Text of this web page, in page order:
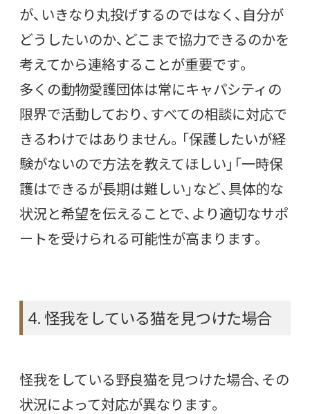
が、いきなり丸投げするのではなく、自分が
どうしたいのか、どこまで協力できるのかを
考えてから連絡することが重要です。
多くの動物愛護団体は常にキャパシティの
限界で活動しており、すべての相談に対応で
きるわけではありません。「保護したいが経
験がないので方法を教えてほしい」「一時保
護はできるが長期は難しい」など、具体的な
状況と希望を伝えることで、より適切なサポ
ートを受けられる可能性が高まります。
4. 怪我をしている猫を見つけた場合
怪我をしている野良猫を見つけた場合、その
状況によって対応が異なります。